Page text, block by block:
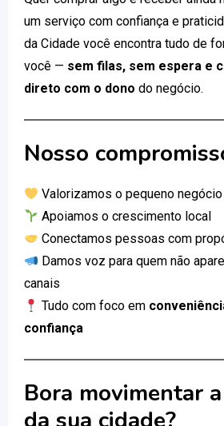
um serviço com confiança e
da Cidade você encontra tudo de
você — sem filas, sem espera e
direto com o dono do negócio.
Nosso
Valorizamos o pequeno negócio
Apoiamos o crescimento local
Conectamos pessoas com
Damos voz para quem não
canais
Tudo com foco em
confiança
Bora movimentar